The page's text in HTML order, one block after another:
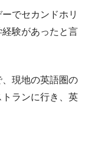
でセカンドホリ
験があったと言
現地の英語圏の
ランに行き、英